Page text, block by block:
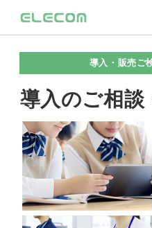
導入・販売ご
導入のご相談